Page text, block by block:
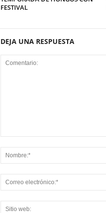
FESTIVAL
DEJA UNA RESPUESTA